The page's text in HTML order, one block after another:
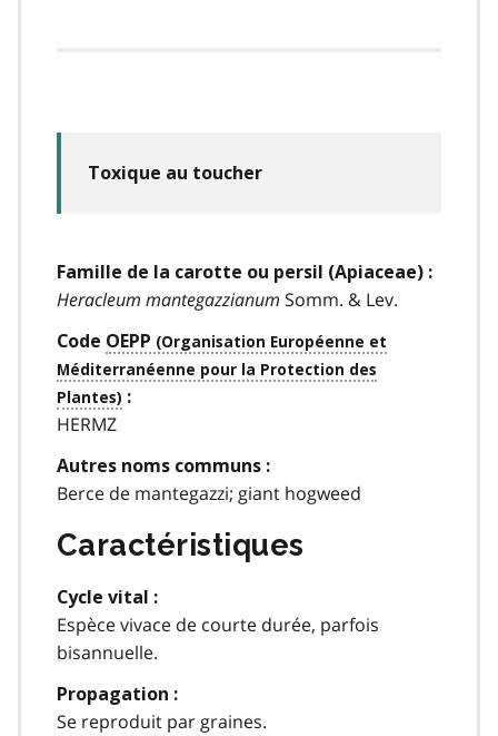
Toxique au toucher
Famille de la carotte ou persil (Apiaceae) :
Heracleum mantegazzianum Somm. & Lev.
Code OEPP
:
HERMZ
Autres noms communs :
Berce de mantegazzi; giant hogweed
Caractéristiques
Cycle vital :
Espèce vivace de courte durée, parfois
bisannuelle.
Propagation :
Se reproduit par graines.